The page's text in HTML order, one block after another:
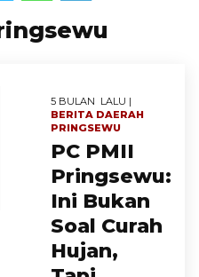
5 BULAN LALU |
BERITA DAERAH
PRINGSEWU
PC PMII
Pringsewu:
Ini Bukan
Soal Curah
Hujan,